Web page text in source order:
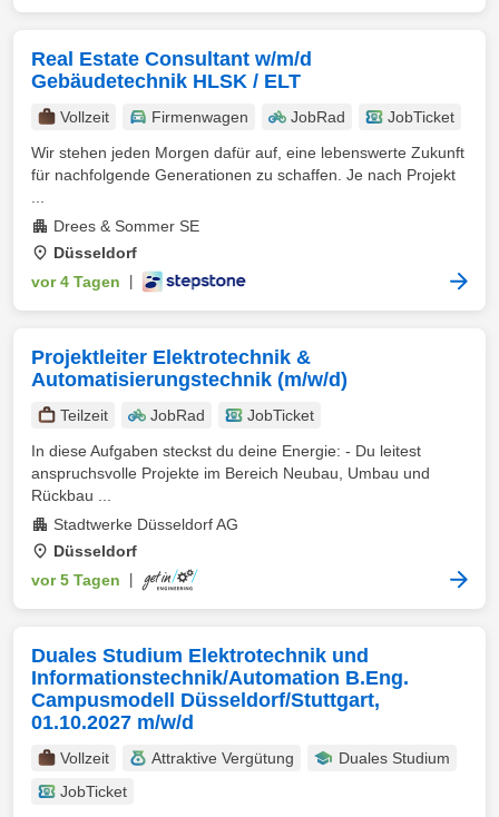
Real Estate Consultant w/m/d
Gebäudetechnik HLSK / ELT
Vollzeit Firmenwagen JobRad
JobTicket
Wir stehen jeden Morgen dafür auf, eine lebenswerte Zukunft
für nachfolgende Generationen zu schaffen. Je nach Projekt
Drees & Sommer SE
Düsseldorf
vor 4 Tagen
Projektleiter Elektrotechnik &
Automatisierungstechnik (m/w/d)
Teilzeit JobRad
JobTicket
In diese Aufgaben steckst du deine Energie: - Du leitest
anspruchsvolle Projekte im Bereich Neubau, Umbau und
Rückbau ...
Stadtwerke Düsseldorf AG
Düsseldorf
vor 5 Tagen
Duales Studium Elektrotechnik und
Informationstechnik/Automation B.Eng.
Campusmodell Düsseldorf/Stuttgart,
01.10.2027 m/w/d
Vollzeit Attraktive Vergütung
Duales Studium
JobTicket